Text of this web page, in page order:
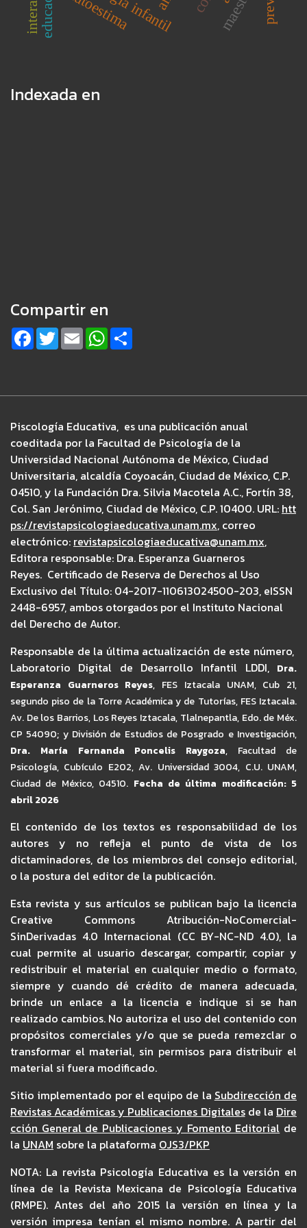
Indexada en
Compartir en
F
a
c
o
T
w
r
E
m
a
W
h
a
p
Piscología Educativa, es una publicación anual
coeditada por la Facultad de Psicología de la
Universidad Nacional Autónoma de México, Ciudad
Universitaria, alcaldía Coyoacán, Ciudad de México, C.P.
04510, y la Fundación Dra. Silvia Macotela A.C., Fortín 38,
Col. San Jerónimo, Ciudad de México, C.P. 10400. URL: htt
ps://revistapsicologiaeducativa.unam.mx, correo
electrónico: revistapsicologiaeducativa@unam.mx,
Editora responsable: Dra. Esperanza Guarneros
Reyes. Certificado de Reserva de Derechos al Uso
Exclusivo del Título: 04-2017-110613024500-203, eISSN
2448-6957, ambos otorgados por el Instituto Nacional
del Derecho de Autor.
Responsable de la última actualización de este número,
Laboratorio Digital de Desarrollo Infantil LDDI, Dra.
Esperanza Guarneros Reyes, FES Iztacala UNAM, Cub 21,
segundo piso de la Torre Académica y de Tutorías, FES Iztacala.
Av. De los Barrios, Los Reyes Iztacala, Tlalnepantla, Edo. de Méx.
CP 54090; y División de Estudios de Posgrado e Investigación,
Dra. María Fernanda Poncelis Raygoza, Facultad de
Psicología, Cubículo E202, Av. Universidad 3004, C.U. UNAM,
Ciudad de México, 04510. Fecha de última modificación: 5
abril 2026
El contenido de los textos es responsabilidad de los
autores y no refleja el punto de vista de los
dictaminadores, de los miembros del consejo editorial,
o la postura del editor de la publicación.
Esta revista y sus artículos se publican bajo la licencia
Creative Commons Atribución-NoComercial-
SinDerivadas 4.0 Internacional (CC BY-NC-ND 4.0), la
cual permite al usuario descargar, compartir, copiar y
redistribuir el material en cualquier medio o formato,
siempre y cuando dé crédito de manera adecuada,
brinde un enlace a la licencia e indique si se han
realizado cambios. No autoriza el uso del contenido con
propósitos comerciales y/o que se pueda remezclar o
transformar el material, sin permisos para distribuir el
material si fuera modificado.
Sitio implementado por el equipo de la Subdirección de
Revistas Académicas y Publicaciones Digitalesde la Dire
cción General de Publicaciones y Fomento Editorial de
la UNAM sobre la plataforma OJS3/PKP
NOTA: La revista Psicología Educativa es la versión en
línea de la Revista Mexicana de Psicología Educativa
(RMPE). Antes del año 2015 la versión en línea y la
versión impresa tenían el mismo nombre. A partir del